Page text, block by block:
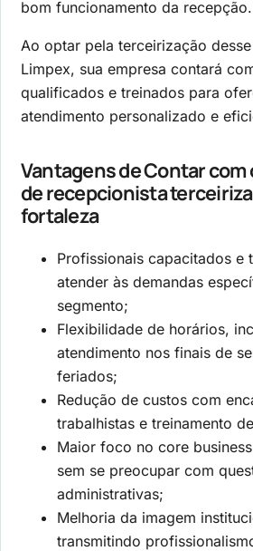
bom funcionamento da recepção.
Ao optar pela terceirização
Limpex, sua empresa contará
qualificados e treinados para
atendimento personalizado e
Vantagens de Contar com
derecepcionista
fortaleza
Profissionais capacitados e
atender às demandas
segmento;
Flexibilidade de horários,
atendimento nos finais de
feriados;
Redução de custos com
trabalhistas e treinamento
Maior foco no core
sem se preocupar com
administrativas;
Melhoria da imagem
transmitindo